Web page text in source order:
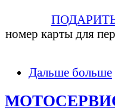
ПОДАРИТЬ
номер карты для
Дальше больше